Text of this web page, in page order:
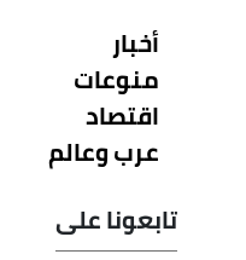
أخبار
منوعات
اقتصاد
عرب وعالم
تابعونا على